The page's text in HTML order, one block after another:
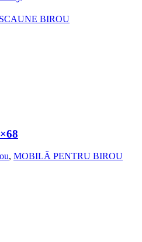
SCAUNE BIROU
, MOBILĂ PENTRU BIROU